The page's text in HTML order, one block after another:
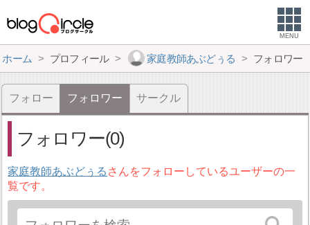
MENU
ホーム プロフィール 家庭教師あぶどぅる フォロワー
フォロー フォロワー サークル
フォロワー(0)
家庭教師あぶどぅる さんをフォローしているユーザーの一
覧です。